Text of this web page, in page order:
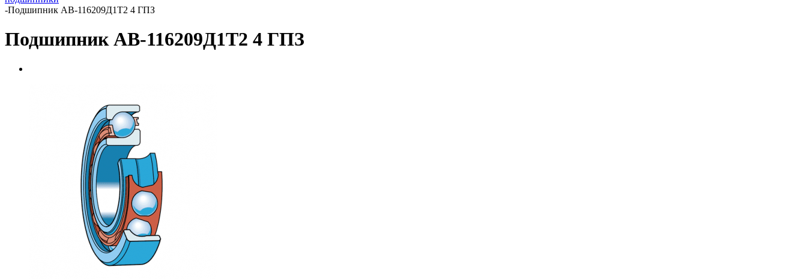
-Подшипник АВ-116209Д1Т2 4 ГПЗ
Подшипник АВ-116209Д1Т2 4 ГПЗ